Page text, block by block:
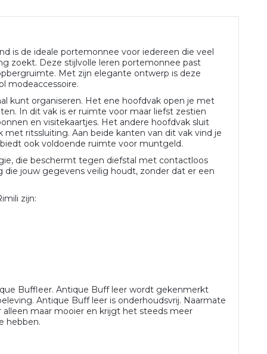
is de ideale portemonnee voor iedereen die veel
zoekt. Deze stijlvolle leren portemonnee past
Met zijn elegante ontwerp is deze
modeaccessoire.
kunt organiseren. Het ene hoofdvak open je met
In dit vak is er ruimte voor maar liefst zestien
en visitekaartjes. Het andere hoofdvak sluit
ritssluiting. Aan beide kanten van dit vak vind je
ook voldoende ruimte voor muntgeld.
die beschermt tegen diefstal met contactloos
jouw gegevens veilig houdt, zonder dat er een
zijn:
Buffleer. Antique Buff leer wordt gekenmerkt
Antique Buff leer is onderhoudsvrij. Naarmate
maar mooier en krijgt het steeds meer
hebben.